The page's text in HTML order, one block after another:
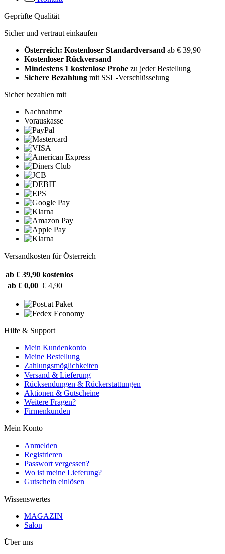
Geprüfte Qualität
Sicher und vertraut einkaufen
Österreich: Kostenloser Standardversand ab € 39,90
Kostenloser Rückversand
Mindestens 1 kostenlose Probe zu jeder Bestellung
Sichere Bezahlung mit SSL-Verschlüsselung
Sicher bezahlen mit
Nachnahme
Vorauskasse
Versandkosten für Österreich
ab € 39,90 kostenlos
ab € 0,00 € 4,90
Hilfe & Support
Mein Kundenkonto
Meine Bestellung
Zahlungsmöglichkeiten
Versand & Lieferung
Rücksendungen & Rückerstattungen
Aktionen & Gutscheine
Weitere Fragen?
Firmenkunden
Mein Konto
Anmelden
Registrieren
Passwort vergessen?
Wo ist meine Lieferung?
Gutschein einlösen
Wissenswertes
MAGAZIN
Salon
Über uns